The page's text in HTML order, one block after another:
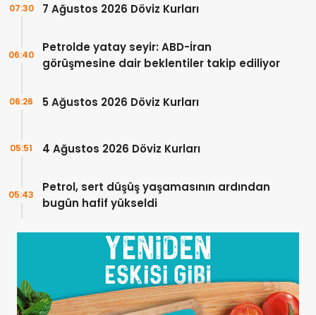
7 Ağustos 2026 Döviz Kurları
07:30
Petrolde yatay seyir: ABD-İran
görüşmesine dair beklentiler takip ediliyor
06:40
5 Ağustos 2026 Döviz Kurları
06:26
4 Ağustos 2026 Döviz Kurları
05:51
Petrol, sert düşüş yaşamasının ardından
bugün hafif yükseldi
05:43